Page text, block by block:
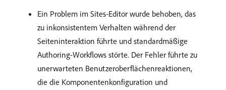
Ein Problem im Sites-Editor wurde behoben, das
zu inkonsistentem Verhalten während der
Seiteninteraktion führte und standardmäßige
Authoring-Workflows störte. Der Fehler führte zu
unerwarteten Benutzeroberflächenreaktionen,
die die Komponentenkonfiguration und